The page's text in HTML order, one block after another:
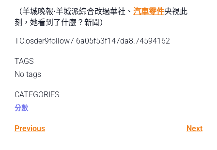
（羊城晚報•羊城派綜合改過華社、 汽車零件央視此
刻，她看到了什麼？新聞）
TC:osder9follow7 6a05f53f147da8.74594162
TAGS
No tags
CATEGORIES
分數
Previous Next